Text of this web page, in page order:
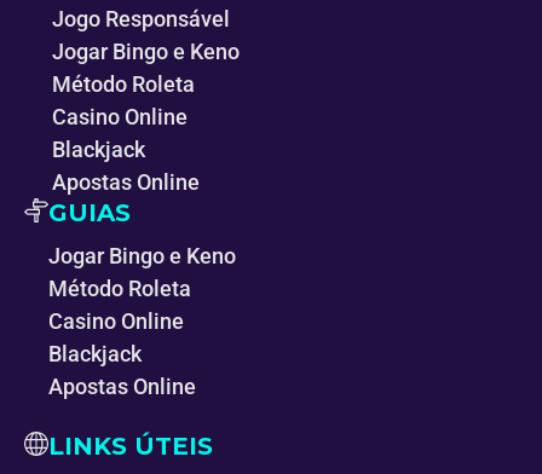
Jogo Responsável
Jogar Bingo e Keno
Método Roleta
Casino Online
Blackjack
Apostas Online
GUIAS
Jogar Bingo e Keno
Método Roleta
Casino Online
Blackjack
Apostas Online
LINKS ÚTEIS